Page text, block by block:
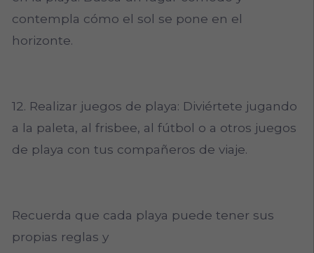
contempla cómo el sol se pone en el
horizonte.
12. Realizar juegos de playa: Diviértete jugando
a la paleta, al frisbee, al fútbol o a otros juegos
de playa con tus compañeros de viaje.
Recuerda que cada playa puede tener sus
propias reglas y